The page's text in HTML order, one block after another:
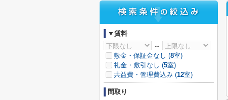
▼賃料
～
敷金・保証金なし (8室)
礼金・敷引なし (5室)
共益費・管理費込み (12室)
間取り